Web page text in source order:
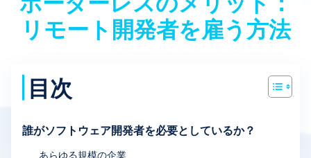
リモート開発者を雇う方法
目次
誰がソフトウェア開発者を必要としているか？
あらゆる規模の企業